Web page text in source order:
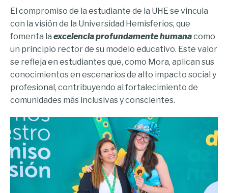
El compromiso de la estudiante de la UHE se vincula
con la visión de la Universidad Hemisferios, que
fomenta la excelencia profundamente humanacomo
un principio rector de su modelo educativo. Este valor
se refleja en estudiantes que, como Mora, aplican sus
conocimientos en escenarios de alto impacto social y
profesional, contribuyendo al fortalecimiento de
comunidades más inclusivas y conscientes.